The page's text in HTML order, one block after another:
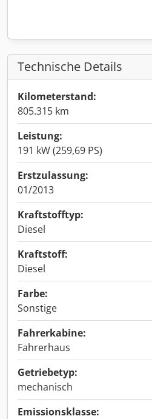
Technische Details
Kilometerstand:
805.315 km
Leistung:
191 kW (259,69 PS)
Erstzulassung:
01/2013
Kraftstofftyp:
Diesel
Kraftstoff:
Diesel
Farbe:
Sonstige
Fahrerkabine:
Fahrerhaus
Getriebetyp:
mechanisch
Emissionsklasse: